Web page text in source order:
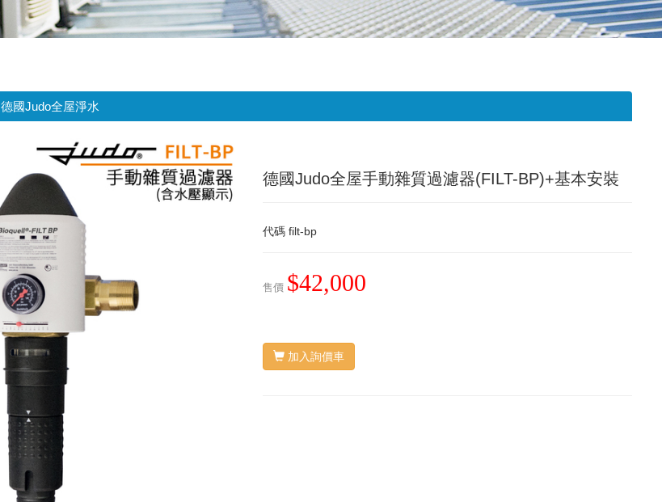
德國Judo全屋淨水
德國Judo全屋手動雜質過濾器(FILT-BP)+基本安裝
代碼 filt-bp
售價 $42,000
加入詢價車